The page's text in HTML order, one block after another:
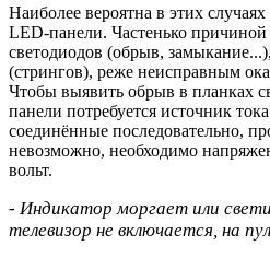
Наиболее вероятна в этих
LED-панели. Частенько причиной
светодиодов (обрыв,
(стрингов), реже неисправным
Чтобы выявить обрыв в планках
панели потребуется источник
соединённые последовательно,
невозможно, необходимо
вольт.
- Индикатор моргает или
телевизор не включается, на